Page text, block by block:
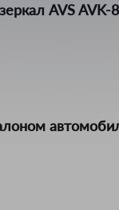
AVS AVK-